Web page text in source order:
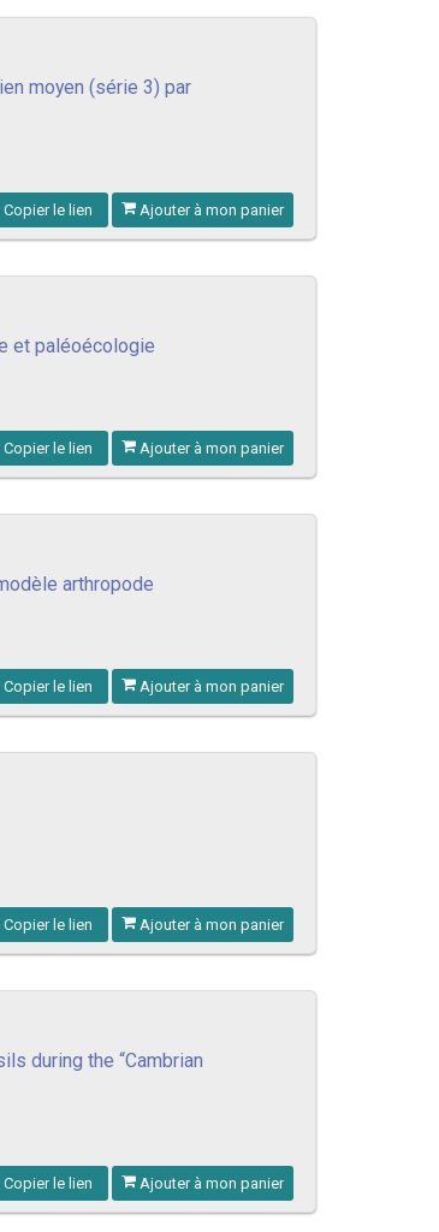
moyen (série 3) par
Copier le lien Ajouter à mon panier
et paléoécologie
Copier le lien Ajouter à mon panier
arthropode
Copier le lien Ajouter à mon panier
Copier le lien Ajouter à mon panier
during the “Cambrian
Copier le lien Ajouter à mon panier